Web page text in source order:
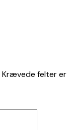
Krævede felter er